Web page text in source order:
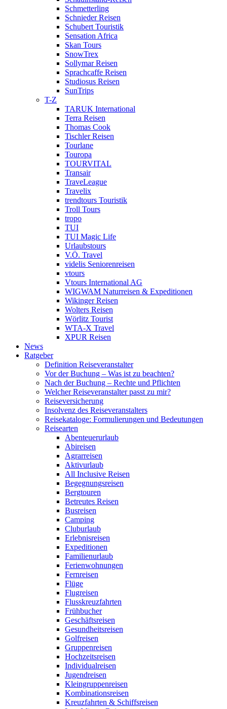
Schmetterling
Schnieder Reisen
Schubert Touristik
Sensation Africa
Skan Tours
SnowTrex
Sollymar Reisen
Sprachcaffe Reisen
Studiosus Reisen
SunTrips
T-Z
TARUK International
Terra Reisen
Thomas Cook
Tischler Reisen
Tourlane
Touropa
TOURVITAL
Transair
TraveLeague
Travelix
trendtours Touristik
Troll Tours
tropo
TUI
TUI Magic Life
Urlaubstours
V.Ö. Travel
videlis Seniorenreisen
vtours
Vtours International AG
WIGWAM Naturreisen & Expeditionen
Wikinger Reisen
Wolters Reisen
Wörlitz Tourist
WTA-X Travel
XPUR Reisen
News
Ratgeber
Definition Reiseveranstalter
Vor der Buchung – Was ist zu beachten?
Nach der Buchung – Rechte und Pflichten
Welcher Reiseveranstalter passt zu mir?
Reiseversicherung
Insolvenz des Reiseveranstalters
Reisekataloge: Formulierungen und Bedeutungen
Reisearten
Abenteuerurlaub
Abireisen
Agrarreisen
Aktivurlaub
All Inclusive Reisen
Begegnungsreisen
Bergtouren
Betreutes Reisen
Busreisen
Camping
Cluburlaub
Erlebnisreisen
Expeditionen
Familienurlaub
Ferienwohnungen
Fernreisen
Flüge
Flugreisen
Flusskreuzfahrten
Frühbucher
Geschäftsreisen
Gesundheitsreisen
Golfreisen
Gruppenreisen
Hochzeitsreisen
Individualreisen
Jugendreisen
Kleingruppenreisen
Kombinationsreisen
Kreuzfahrten & Schiffsreisen